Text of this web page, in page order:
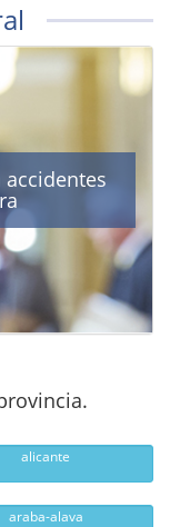
accidentes
alicante
araba-alava